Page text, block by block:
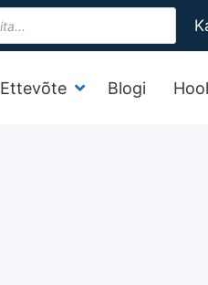
Ettevõte Blogi